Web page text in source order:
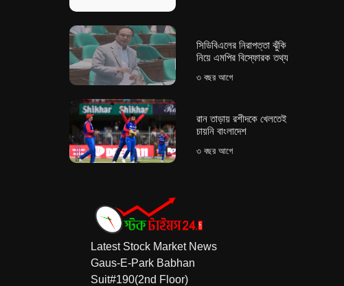
সিডিবিএলের নিরাপত্তা ঝুঁকি
নিয়ে এমপির বিস্ফোরক তথ্য
৩ বছর আগে
রান তাড়ায় রশীদকে খেলতেই
চায়নি বাংলাদেশ
৩ বছর আগে
Latest Stock Market News
Gaus-E-Park Babhan
Suit#190(2nd Floor)